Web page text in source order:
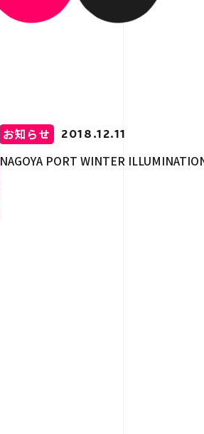
お知らせ 2018.12.11
NAGOYA PORT WINTER